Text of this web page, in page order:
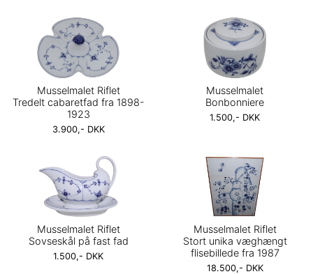
Musselmalet Riflet
Tredelt cabaretfad fra 1898-
1923
3.900,- DKK
Musselmalet
Bonbonniere
1.500,- DKK
Musselmalet Riflet
Sovseskål på fast fad
1.500,- DKK
Musselmalet Riflet
Stort unika væghængt
flisebillede fra 1987
18.500,- DKK